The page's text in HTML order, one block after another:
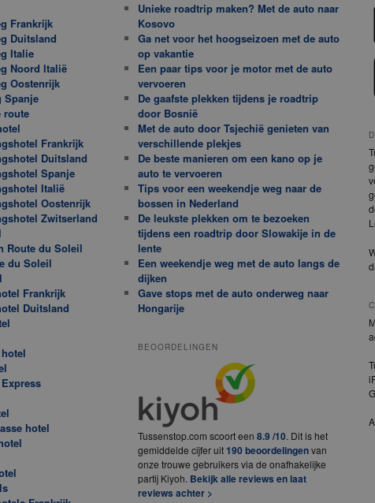
Frankrijk
Duitsland
Italie
Noord Italië
Oostenrijk
Spanje
route
Frankrijk
Duitsland
Spanje
Italië
Oostenrijk
Zwitserland
Route du Soleil
du Soleil
Frankrijk
Duitsland
hotel
Unieke roadtrip maken? Met de auto naar
Kosovo
Ga net voor het hoogseizoen met de auto
op vakantie
Een paar tips voor je motor met de auto
vervoeren
De gaafste plekken tijdens je roadtrip
door Bosnië
Met de auto door Tsjechië genieten van
verschillende plekjes
De beste manieren om een kano op je
auto te vervoeren
Tips voor een weekendje weg naar de
bossen in Nederland
De leukste plekken om te bezoeken
tijdens een roadtrip door Slowakije in de
lente
Een weekendje weg met de auto langs de
dijken
Gave stops met de auto onderweg naar
Hongarije
BEOORDELINGEN
Tussenstop.com scoort een 8.9 /10. Dit is het
gemiddelde cijfer uit190 beoordelingenvan
onze trouwe gebruikers via de onafhakelijke
partij Kiyoh. Bekijk alle reviews en laat
reviews achter >